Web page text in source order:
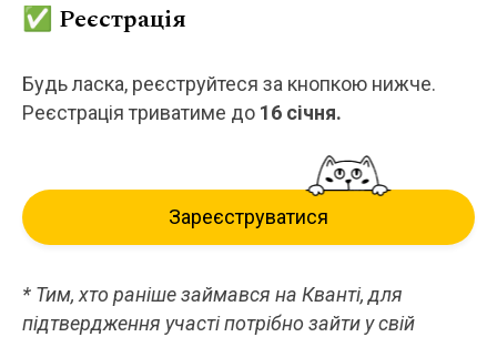
✅ Реєстрація
Будь ласка, реєструйтеся за кнопкою нижче.
Реєстрація триватиме до 16 січня.
Зареєструватися
* Тим, хто раніше займався на Кванті, для
підтвердження участі потрібно зайти у свій